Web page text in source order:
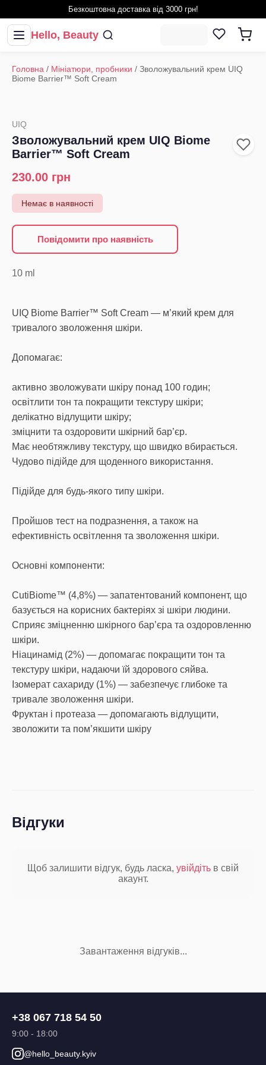
Безкоштовна доставка від 3000 грн!
Hello, Beauty
Головна / Мініатюри, пробники / Зволожувальний крем UIQ
Biome Barrier™ Soft Cream
UIQ
Зволожувальний крем UIQ Biome
Barrier™ Soft Cream
230.00 грн
Немає в наявності
Повідомити про наявність
10 ml
UIQ Biome Barrier™ Soft Cream — м’який крем для
тривалого зволоження шкіри.
Допомагає:
активно зволожувати шкіру понад 100 годин;
освітлити тон та покращити текстуру шкіри;
делікатно відлущити шкіру;
зміцнити та оздоровити шкірний бар’єр.
Має необтяжливу текстуру, що швидко вбирається.
Чудово підійде для щоденного використання.
Підійде для будь-якого типу шкіри.
Пройшов тест на подразнення, а також на
ефективність освітлення та зволоження шкіри.
Основні компоненти:
CutiBiome™ (4,8%) — запатентований компонент, що
базується на корисних бактеріях зі шкіри людини.
Сприяє зміцненню шкірного бар’єра та оздоровленню
шкіри.
Ніацинамід (2%) — допомагає покращити тон та
текстуру шкіри, надаючи їй здорового сяйва.
Ізомерат сахариду (1%) — забезпечує глибоке та
тривале зволоження шкіри.
Фруктан і протеаза — допомагають відлущити,
зволожити та пом’якшити шкіру
Відгуки
Щоб залишити відгук, будь ласка, увійдіть в свій
акаунт.
Завантаження відгуків...
+38 067 718 54 50
9:00 - 18:00
@hello_beauty.kyiv